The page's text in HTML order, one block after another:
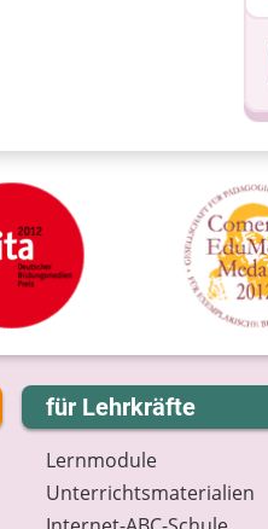
für Lehrkräfte
Lernmodule
Unterrichts­materialien